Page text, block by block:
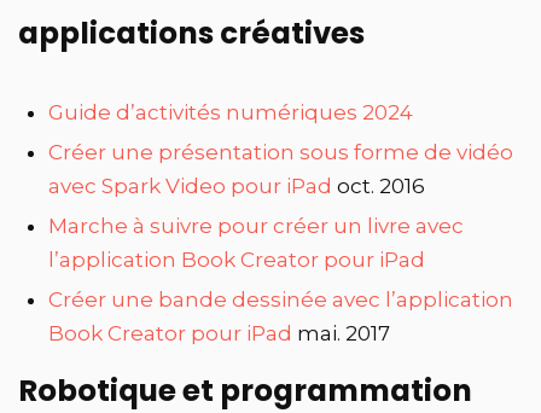
applications créatives
Guide d’activités numériques 2024
Créer une présentation sous forme de vidéo
avec Spark Video pour iPad oct. 2016
Marche à suivre pour créer un livre avec
l’application Book Creator pour iPad
Créer une bande dessinée avec l’application
Book Creator pour iPad mai. 2017
Robotique et programmation